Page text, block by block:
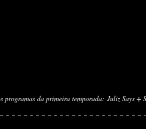
pro­gra­mas da pri­meira tem­po­rada: Juliz Says +